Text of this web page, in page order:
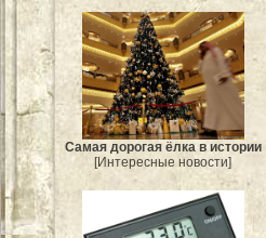
Самая дорогая ёлка в истории
[Интересные новости]